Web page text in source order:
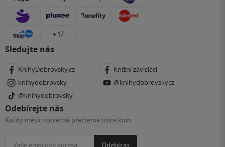
+ 17
Sledujte nás
KnihyDobrovsky.cz
Knižní závisláci
knihydobrovsky
@knihydobrovskycz
@knihydobrovsky
Odebírejte nás
Každý měsíc společně přečteme tisíce knih
Odebírat